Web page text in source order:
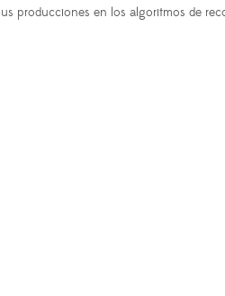
producciones en los algoritmos de